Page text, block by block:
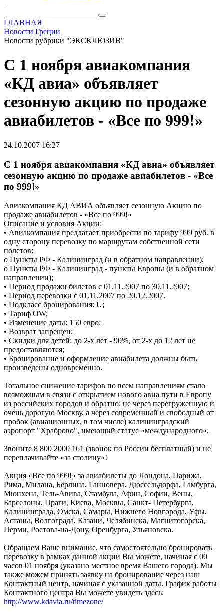
ГЛАВНАЯ
Новости Греции
Новости рубрики "ЭКСКЛЮЗИВ"
С 1 ноября авиакомпания
«КД авиа» объявляет
сезонную акцию по продаже
авиабилетов - «Все по 999!»
24.10.2007 16:27
С 1 ноября авиакомпания «КД авиа» объявляет
сезонную акцию по продаже авиабилетов - «Все
по 999!»
Авиакомпания КД АВИА объявляет сезонную Акцию по
продаже авиабилетов - «Все по 999!»
Описание и условия Акции:
• Авиакомпания предлагает приобрести по тарифу 999 руб. в
одну сторону перевозку по маршрутам собственной сети
полетов:
o Пункты РФ - Калининград (и в обратном направлении);
o Пункты РФ - Калининград - пункты Европы (и в обратном
направлении);
• Период продажи билетов с 01.11.2007 по 30.11.2007;
• Период перевозки с 01.11.2007 по 20.12.2007.
• Подкласс бронирования: U;
• Тариф OW;
• Изменение даты: 150 евро;
• Возврат запрещен;
• Скидки для детей: до 2-х лет - 90%, от 2-х до 12 лет не
предоставляются;
• Бронирование и оформление авиабилета должны быть
произведены одновременно.
Тотальное снижение тарифов по всем направлениям стало
возможным в связи с открытием нового авиа пути в Европу
из российских городов и обратно: не через перегруженную и
очень дорогую Москву, а через современный и свободный от
пробок (авиационных, в том числе) калининградский
аэропорт "Храброво", имеющий статус «международного».
Звоните 8 800 2000 161 (звонок по России бесплатный) и не
переплачивайте «за столицу»!
Акция «Все по 999!» за авиабилеты до Лондона, Парижа,
Рима, Милана, Берлина, Ганновера, Дюссельдорфа, Гамбурга,
Мюнхена, Тель-Авива, Стамбула, Афин, Софии, Вены,
Барселоны, Праги, Киева, Москвы, Санкт- Петербурга,
Калининграда, Омска, Самары, Нижнего Новгорода, Уфы,
Астаны, Волгограда, Казани, Челябинска, Магнитогорска,
Перми, Ростова-на-Дону, Оренбурга, Ульяновска.
Обращаем Ваше внимание, что самостоятельно бронировать
перевозку в рамках данной акции Вы можете, начиная с 00
часов 01 ноября (указано местное время Вашего города). Мы
также можем принять заявку на бронирование через наш
Контактный центр, начиная с указанной даты. График работы
Контактного центра Вы можете увидеть здесь:
http://www.kdavia.ru/timezone/